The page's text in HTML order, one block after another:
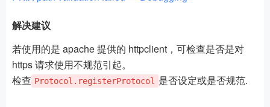
解决建议
若使用的是 apache 提供的 httpclient，可检查是否是对
https 请求使用不规范引起。
检查 Protocol.registerProtocol 是否设定或是否规范.